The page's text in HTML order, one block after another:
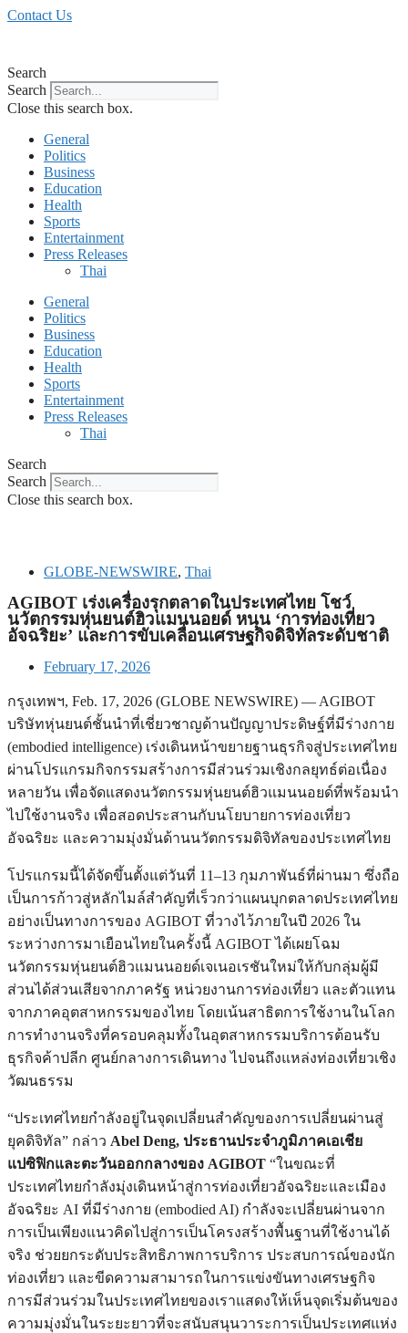
Skip
Contact Us
Search
Search
Close this search box.
General
Politics
Business
Education
Health
Sports
Entertainment
Press Releases
Thai
General
Politics
Business
Education
Health
Sports
Entertainment
Press Releases
Thai
Search
Search
Close this search box.
GLOBE-NEWSWIRE, Thai
AGIBOT เร่งเครื่องรุกตลาดในประเทศไทย โชว์
นวัตกรรมหุ่นยนต์ฮิวแมนนอยด์ หนุน ‘การท่องเที่ยว
อัจฉริยะ’ และการขับเคลื่อนเศรษฐกิจดิจิทัลระดับชาติ
February 17, 2026
กรุงเทพฯ, Feb. 17, 2026 (GLOBE NEWSWIRE) — AGIBOT
บริษัทหุ่นยนต์ชั้นนำที่เชี่ยวชาญด้านปัญญาประดิษฐ์ที่มีร่างกาย
(embodied intelligence) เร่งเดินหน้าขยายฐานธุรกิจสู่ประเทศไทย
ผ่านโปรแกรมกิจกรรมสร้างการมีส่วนร่วมเชิงกลยุทธ์ต่อเนื่อง
หลายวัน เพื่อจัดแสดงนวัตกรรมหุ่นยนต์ฮิวแมนนอยด์ที่พร้อมนำ
ไปใช้งานจริง เพื่อสอดประสานกับนโยบายการท่องเที่ยว
อัจฉริยะ และความมุ่งมั่นด้านนวัตกรรมดิจิทัลของประเทศไทย
โปรแกรมนี้ได้จัดขึ้นตั้งแต่วันที่ 11–13 กุมภาพันธ์ที่ผ่านมา ซึ่งถือ
เป็นการก้าวสู่หลักไมล์สำคัญที่เร็วกว่าแผนบุกตลาดประเทศไทย
อย่างเป็นทางการของ AGIBOT ที่วางไว้ภายในปี 2026 ใน
ระหว่างการมาเยือนไทยในครั้งนี้ AGIBOT ได้เผยโฉม
นวัตกรรมหุ่นยนต์ฮิวแมนนอยด์เจเนอเรชันใหม่ให้กับกลุ่มผู้มี
ส่วนได้ส่วนเสียจากภาครัฐ หน่วยงานการท่องเที่ยว และตัวแทน
จากภาคอุตสาหกรรมของไทย โดยเน้นสาธิตการใช้งานในโลก
การทำงานจริงที่ครอบคลุมทั้งในอุตสาหกรรมบริการต้อนรับ
ธุรกิจค้าปลีก ศูนย์กลางการเดินทาง ไปจนถึงแหล่งท่องเที่ยวเชิง
วัฒนธรรม
“ประเทศไทยกำลังอยู่ในจุดเปลี่ยนสำคัญของการเปลี่ยนผ่านสู่
ยุคดิจิทัล” กล่าว Abel Deng, ประธานประจำภูมิภาคเอเชีย
แปซิฟิกและตะวันออกกลางของ AGIBOT “ในขณะที่
ประเทศไทยกำลังมุ่งเดินหน้าสู่การท่องเที่ยวอัจฉริยะและเมือง
อัจฉริยะ AI ที่มีร่างกาย (embodied AI) กำลังจะเปลี่ยนผ่านจาก
การเป็นเพียงแนวคิดไปสู่การเป็นโครงสร้างพื้นฐานที่ใช้งานได้
จริง ช่วยยกระดับประสิทธิภาพการบริการ ประสบการณ์ของนัก
ท่องเที่ยว และขีดความสามารถในการแข่งขันทางเศรษฐกิจ
การมีส่วนร่วมในประเทศไทยของเราแสดงให้เห็นจุดเริ่มต้นของ
ความมุ่งมั่นในระยะยาวที่จะสนับสนุนวาระการเป็นประเทศแห่ง